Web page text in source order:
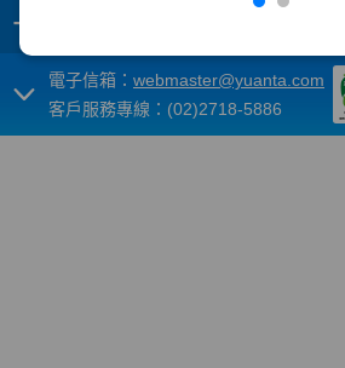
+
電子信箱： webmaster@yuanta.com
客戶服務專線：(02)2718-5886